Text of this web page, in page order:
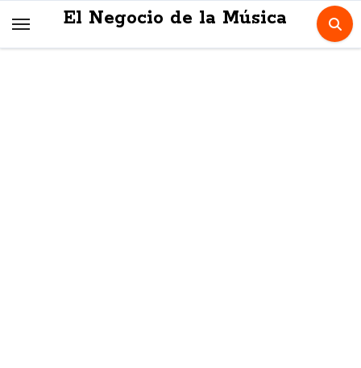
El Negocio de la Música